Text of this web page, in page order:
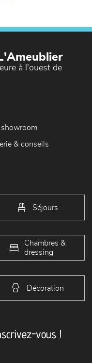
à l'ouest de
showroom
& conseils
Séjours
Chambres &
dressing
Décoration
vous !